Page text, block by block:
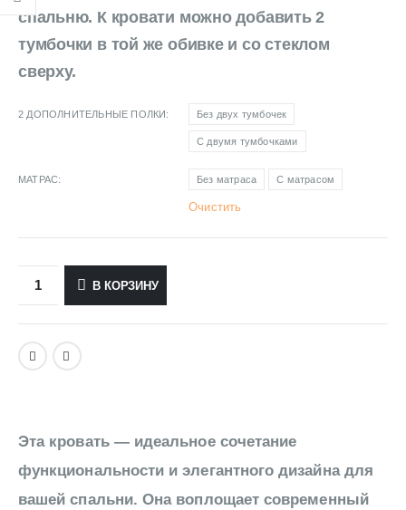
спальню. К кровати можно добавить 2
тумбочки в той же обивке и со стеклом
сверху.
2 ДОПОЛНИТЕЛЬНЫЕ ПОЛКИ Без двух тумбочек
С двумя тумбочками
МАТРАС Без матраса С матрасом
Очистить
В КОРЗИНУ
Эта кровать — идеальное сочетание
функциональности и элегантного дизайна для
вашей спальни. Она воплощает современный